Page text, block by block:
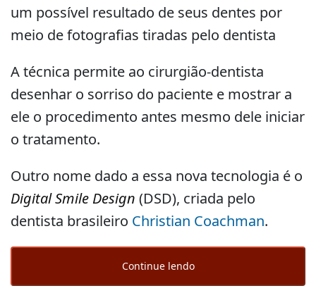
um possível resultado de seus dentes por
meio de fotografias tiradas pelo dentista
A técnica permite ao cirurgião-dentista
desenhar o sorriso do paciente e mostrar a
ele o procedimento antes mesmo dele iniciar
o tratamento.
Outro nome dado a essa nova tecnologia é o
Digital Smile Design (DSD), criada pelo
dentista brasileiro Christian Coachman.
Continue lendo